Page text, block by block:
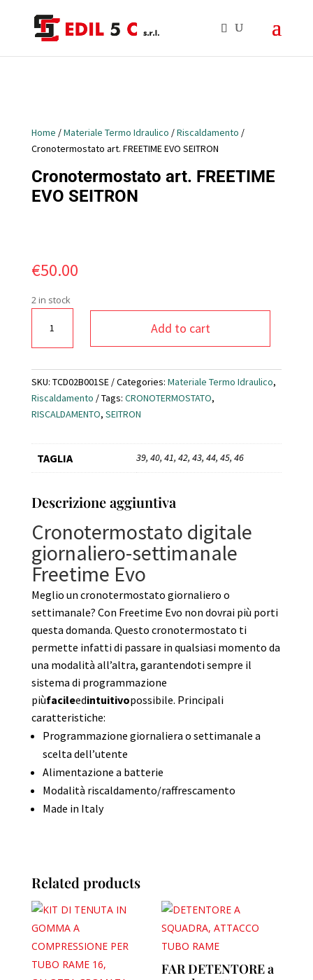
Home /Materiale Termo Idraulico /Riscaldamento /
Cronotermostato art. FREETIME EVO SEITRON
Cronotermostato art. FREETIME
EVO SEITRON
€50.00
2 in stock
Cronotermostato
FREETIME
SEITRON
quantity
Add to cart
SKU: TCD02B001SE Categories: Materiale Termo Idraulico,
Riscaldamento
Tags: CRONOTERMOSTATO,
RISCALDAMENTO, SEITRON
TAGLIA 39, 40, 41, 42, 43, 44, 45, 46
Descrizione aggiuntiva
Cronotermostato digitale
giornaliero-settimanale
Freetime Evo
Meglio un cronotermostato giornaliero o
settimanale? Con Freetime Evo non dovrai più porti
questa domanda. Questo cronotermostato ti
permette infatti di passare in qualsiasi momento da
una modalità all’altra, garantendoti sempre il
sistema di programmazione
piùfacileedintuitivopossibile. Principali
caratteristiche:
Programmazione giornaliera o settimanale a
scelta dell’utente
Alimentazione a batterie
Modalità riscaldamento/raffrescamento
Made in Italy
Related products
FAR DETENTORE a